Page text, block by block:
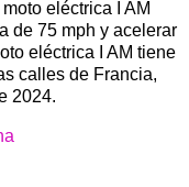
eléctrica I AM
de 75 mph y acelerar
eléctrica I AM tiene
calles de Francia,
2024.